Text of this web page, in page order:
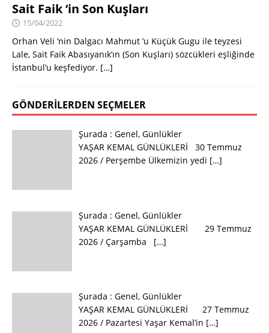
Sait Faik ‘in Son Kuşları
15/04/2022
Orhan Veli ’nin Dalgacı Mahmut ’u Küçük Gugu ile teyzesi
Lale, Sait Faik Abasıyanık’ın (Son Kuşları) sözcükleri eşliğinde
İstanbul’u keşfediyor. […]
GÖNDERILERDEN SEÇMELER
Şurada : Genel, Günlükler
YAŞAR KEMAL GÜNLÜKLERİ 30 Temmuz
2026 / Perşembe Ülkemizin yedi […]
Şurada : Genel, Günlükler
YAŞAR KEMAL GÜNLÜKLERİ 29 Temmuz
2026 / Çarşamba […]
Şurada : Genel, Günlükler
YAŞAR KEMAL GÜNLÜKLERİ 27 Temmuz
2026 / Pazartesi Yaşar Kemal’in […]